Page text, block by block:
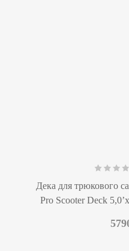
Дека для трюкового
Pro Scooter Deck